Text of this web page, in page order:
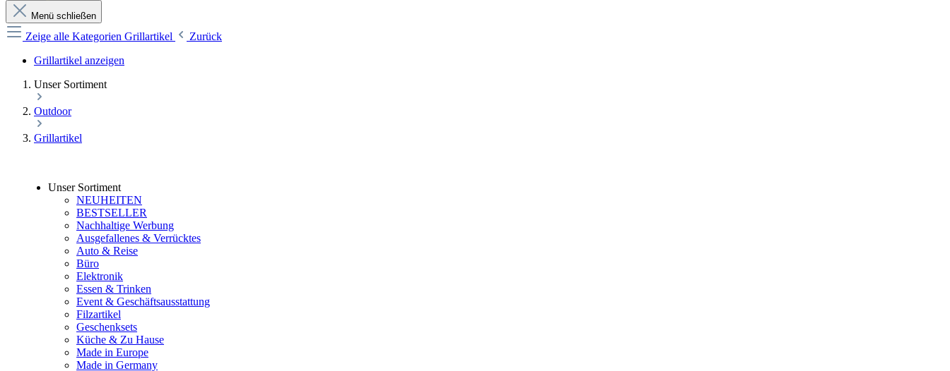
Menü schließen
Zeige alle Kategorien Grillartikel
Zurück
Grillartikel anzeigen
Unser Sortiment
Outdoor
Grillartikel
Unser Sortiment
NEUHEITEN
BESTSELLER
Nachhaltige Werbung
Ausgefallenes & Verrücktes
Auto & Reise
Büro
Elektronik
Essen & Trinken
Event & Geschäftsausstattung
Filzartikel
Geschenksets
Küche & Zu Hause
Made in Europe
Made in Germany